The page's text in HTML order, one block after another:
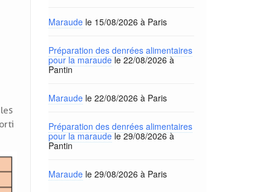
Maraude le 15/08/2026 à Paris
Préparation des denrées alimentaires
pour la maraudele 22/08/2026 à
Pantin
Maraude le 22/08/2026 à Paris
Préparation des denrées alimentaires
pour la maraudele 29/08/2026 à
Pantin
Maraude le 29/08/2026 à Paris